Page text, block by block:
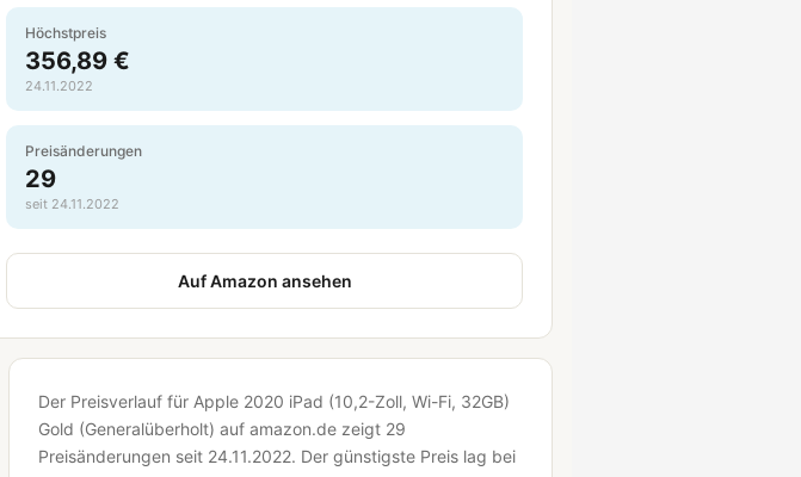
Höchstpreis
356,89 €
24.11.2022
Preisänderungen
29
seit 24.11.2022
Auf Amazon ansehen
Der Preisverlauf für Apple 2020 iPad (10,2-Zoll, Wi-Fi, 32GB)
Gold (Generalüberholt) auf amazon.de zeigt 29
Preisänderungen seit 24.11.2022. Der günstigste Preis lag bei